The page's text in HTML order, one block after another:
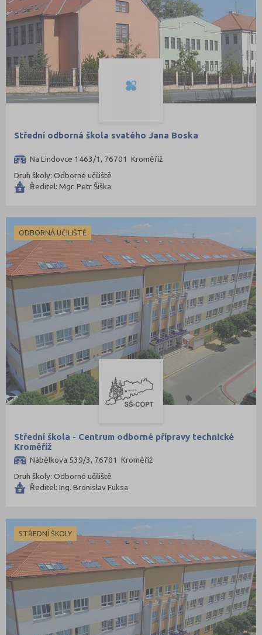
Střední odborná škola svatého Jana Boska
Na Lindovce 1463/1, 76701 Kroměříž
Druh školy: Odborné učiliště
Ředitel: Mgr. Petr Šiška
ODBORNÁ UČILIŠTĚ
Střední škola - Centrum odborné přípravy technické
Kroměříž
Nábělkova 539/3, 76701 Kroměříž
Druh školy: Odborné učiliště
Ředitel: Ing. Bronislav Fuksa
STŘEDNÍ ŠKOLY